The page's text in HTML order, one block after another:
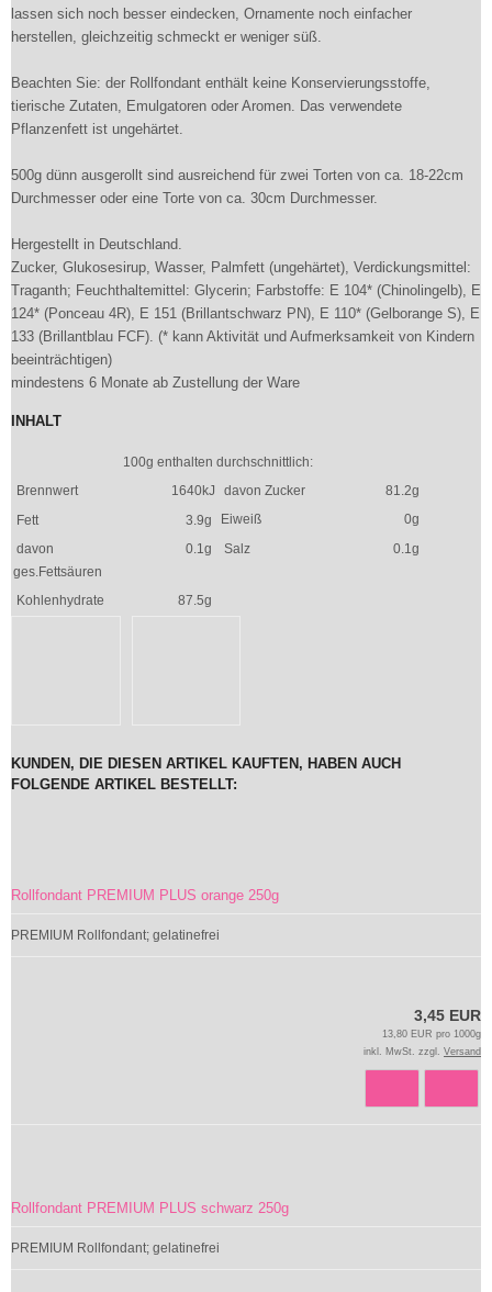
lassen sich noch besser eindecken, Ornamente noch einfacher
herstellen, gleichzeitig schmeckt er weniger süß.
Beachten Sie: der Rollfondant enthält keine Konservierungsstoffe,
tierische Zutaten, Emulgatoren oder Aromen. Das verwendete
Pflanzenfett ist ungehärtet.
500g dünn ausgerollt sind ausreichend für zwei Torten von ca. 18-22cm
Durchmesser oder eine Torte von ca. 30cm Durchmesser.
Hergestellt in Deutschland.
Zucker, Glukosesirup, Wasser, Palmfett (ungehärtet), Verdickungsmittel:
Traganth; Feuchthaltemittel: Glycerin; Farbstoffe: E 104* (Chinolingelb), E
124* (Ponceau 4R), E 151 (Brillantschwarz PN), E 110* (Gelborange S), E
133 (Brillantblau FCF). (* kann Aktivität und Aufmerksamkeit von Kindern
beeinträchtigen)
mindestens 6 Monate ab Zustellung der Ware
INHALT
100g enthalten durchschnittlich:
Brennwert
1640kJ davon Zucker
81.2g
Fett
3.9g Eiweiß
0g
davon
ges.Fettsäuren
0.1g Salz 0.1g
Kohlenhydrate 87.5g
KUNDEN, DIE DIESEN ARTIKEL KAUFTEN, HABEN AUCH
FOLGENDE ARTIKEL BESTELLT:
Rollfondant PREMIUM PLUS orange 250g
PREMIUM Rollfondant; gelatinefrei
3,45 EUR
13,80 EUR pro 1000g
inkl. MwSt. zzgl. Versand
Rollfondant PREMIUM PLUS schwarz 250g
PREMIUM Rollfondant; gelatinefrei